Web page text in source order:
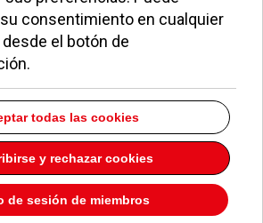
Cornago 1 1º Izda. 1
Alarcón
como:vCard